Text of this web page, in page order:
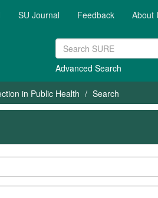
SU Journal Feedback About
Advanced Search
in Public Health Search